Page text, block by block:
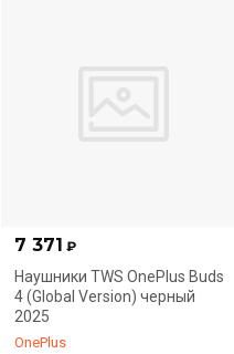
7 371 ₽
Наушники TWS OnePlus Buds
4 (Global Version) черный
2025
OnePlus